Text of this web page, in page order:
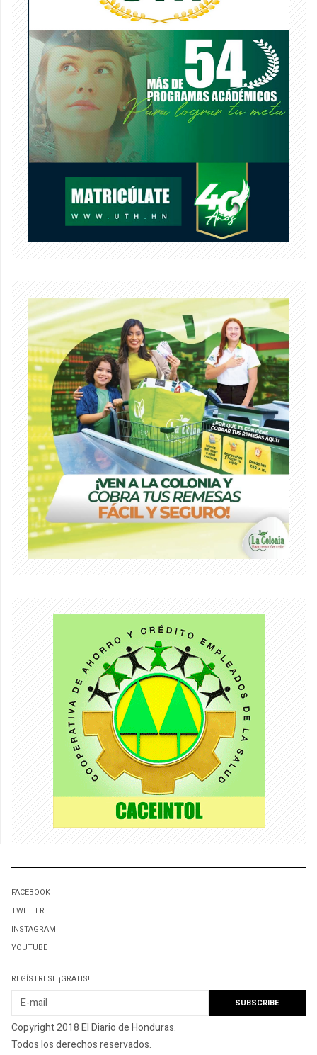
FACEBOOK
TWITTER
INSTAGRAM
YOUTUBE
REGÍSTRESE ¡GRATIS!
Copyright 2018 El Diario de Honduras.
Todos los derechos reservados.